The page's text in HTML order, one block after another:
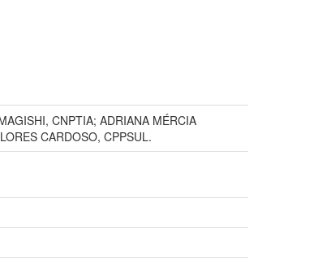
CNPTIA; ADRIANA MÉRCIA
CARDOSO, CPPSUL.